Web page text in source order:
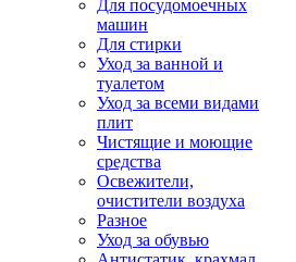
Для посудомоечных
машин
Для стирки
Уход за ванной и
туалетом
Уход за всеми видами
плит
Чистящие и моющие
средства
Освежители,
очистители воздуха
Разное
Уход за обувью